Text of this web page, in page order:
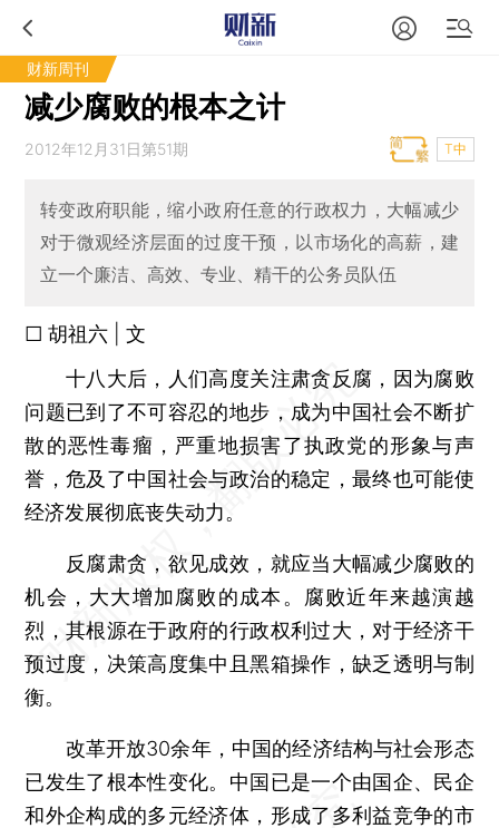
财新周刊
减少腐败的根本之计
2012年12月31日第51期 T中
转变政府职能，缩小政府任意的行政权力，大幅减少
对于微观经济层面的过度干预，以市场化的高薪，建
立一个廉洁、高效、专业、精干的公务员队伍
□ 胡祖六 | 文
十八大后，人们高度关注肃贪反腐，因为腐败
问题已到了不可容忍的地步，成为中国社会不断扩
散的恶性毒瘤，严重地损害了执政党的形象与声
誉，危及了中国社会与政治的稳定，最终也可能使
经济发展彻底丧失动力。
反腐肃贪，欲见成效，就应当大幅减少腐败的
机会，大大增加腐败的成本。腐败近年来越演越
烈，其根源在于政府的行政权利过大，对于经济干
预过度，决策高度集中且黑箱操作，缺乏透明与制
衡。
改革开放30余年，中国的经济结构与社会形态
已发生了根本性变化。中国已是一个由国企、民企
和外企构成的多元经济体，形成了多利益竞争的市